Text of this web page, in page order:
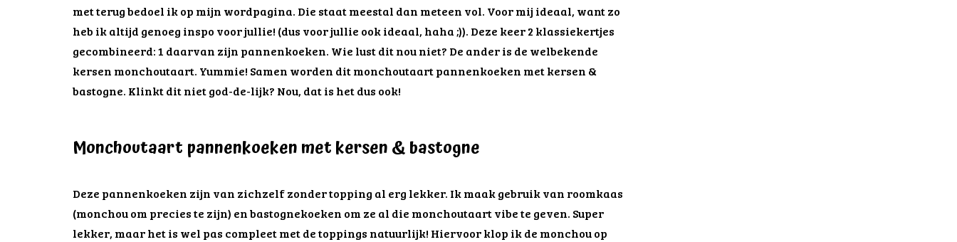
met terug bedoel ik op mijn wordpagina. Die staat meestal dan meteen vol. Voor mij ideaal, want zo
heb ik altijd genoeg inspo voor jullie! (dus voor jullie ook ideaal, haha ;)). Deze keer 2 klassiekertjes
gecombineerd: 1 daarvan zijn pannenkoeken. Wie lust dit nou niet? De ander is de welbekende
kersen monchoutaart. Yummie! Samen worden dit monchoutaart pannenkoeken met kersen &
bastogne. Klinkt dit niet god-de-lijk? Nou, dat is het dus ook!
Monchoutaart pannenkoeken met kersen & bastogne
Deze pannenkoeken zijn van zichzelf zonder topping al erg lekker. Ik maak gebruik van roomkaas
(monchou om precies te zijn) en bastognekoeken om ze al die monchoutaart vibe te geven. Super
lekker, maar het is wel pas compleet met de toppings natuurlijk! Hiervoor klop ik de monchou op